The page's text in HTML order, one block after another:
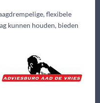
flexibele
kunnen houden, bieden